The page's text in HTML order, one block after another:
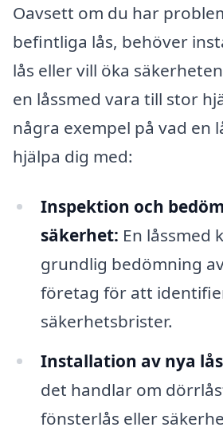
Oavsett om du har
befintliga lås, behöver
lås eller vill öka
en låssmed vara till stor
några exempel på vad en
hjälpa dig med:
Inspektion och
säkerhet: En låssmed
grundlig bedömning
företag för att
säkerhetsbrister.
Installation av nya
det handlar om
fönsterlås eller